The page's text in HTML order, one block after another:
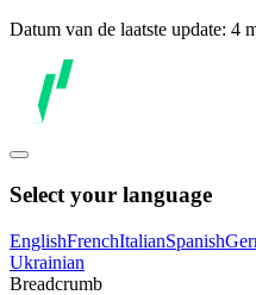
Datum van de laatste update: 4
Select your language
EnglishFrenchItalianSpanish
Ukrainian
Breadcrumb